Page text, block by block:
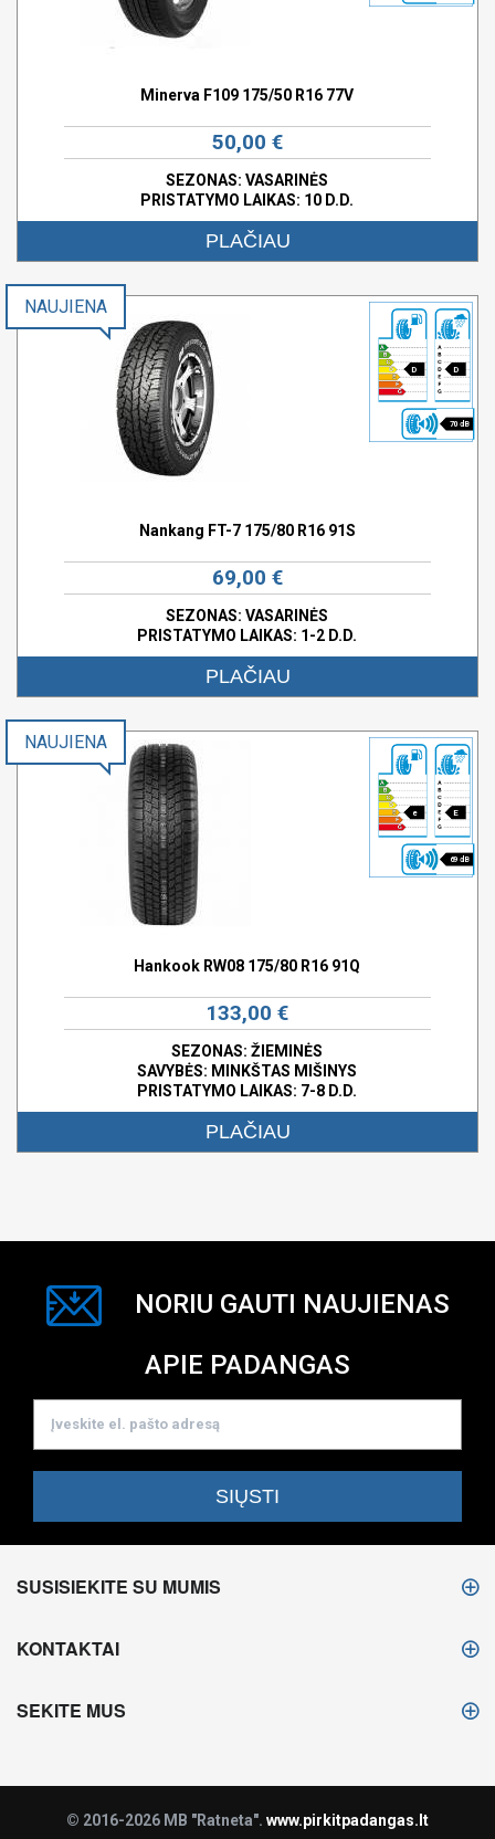
Minerva F109 175/50 R16 77V
50,00 €
SEZONAS: VASARINĖS
PRISTATYMO LAIKAS: 10 D.D.
PLAČIAU
D D
70 dB
NAUJIENA
Nankang FT-7 175/80 R16 91S
69,00 €
SEZONAS: VASARINĖS
PRISTATYMO LAIKAS: 1-2 D.D.
PLAČIAU
e E
69 dB
NAUJIENA
Hankook RW08 175/80 R16 91Q
133,00 €
SEZONAS: ŽIEMINĖS
SAVYBĖS: MINKŠTAS MIŠINYS
PRISTATYMO LAIKAS: 7-8 D.D.
PLAČIAU
NORIU GAUTI NAUJIENAS
APIE PADANGAS
SUSISIEKITE SU MUMIS
KONTAKTAI
SEKITE MUS
© 2016-2026 MB "Ratneta". www.pirkitpadangas.lt